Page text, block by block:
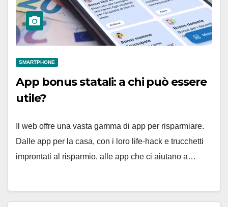
SMARTPHONE
App bonus statali: a chi può essere
utile?
Il web offre una vasta gamma di app per risparmiare.
Dalle app per la casa, con i loro life-hack e trucchetti
improntati al risparmio, alle app che ci aiutano a…